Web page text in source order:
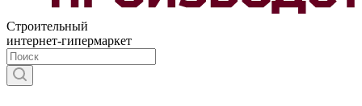
Строительный
интернет-гипермаркет